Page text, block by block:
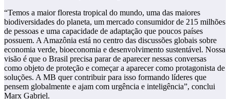
“Temos a maior floresta tropical do mundo, uma das maiores
biodiversidades do planeta, um mercado consumidor de 215 milhões
de pessoas e uma capacidade de adaptação que poucos países
possuem. A Amazônia está no centro das discussões globais sobre
economia verde, bioeconomia e desenvolvimento sustentável. Nossa
visão é que o Brasil precisa parar de aparecer nessas conversas
como objeto de proteção e começar a aparecer como protagonista de
soluções. A MB quer contribuir para isso formando líderes que
pensem globalmente e ajam com urgência e inteligência”, conclui
Marx Gabriel.